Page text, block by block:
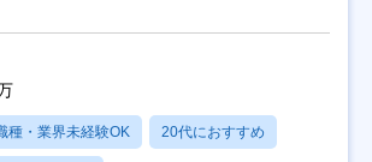
種・業界未経験OK 20代におすすめ